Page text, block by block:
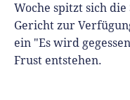
Woche spitzt sich
Gericht zur
ein "Es wird
Frust entstehen.